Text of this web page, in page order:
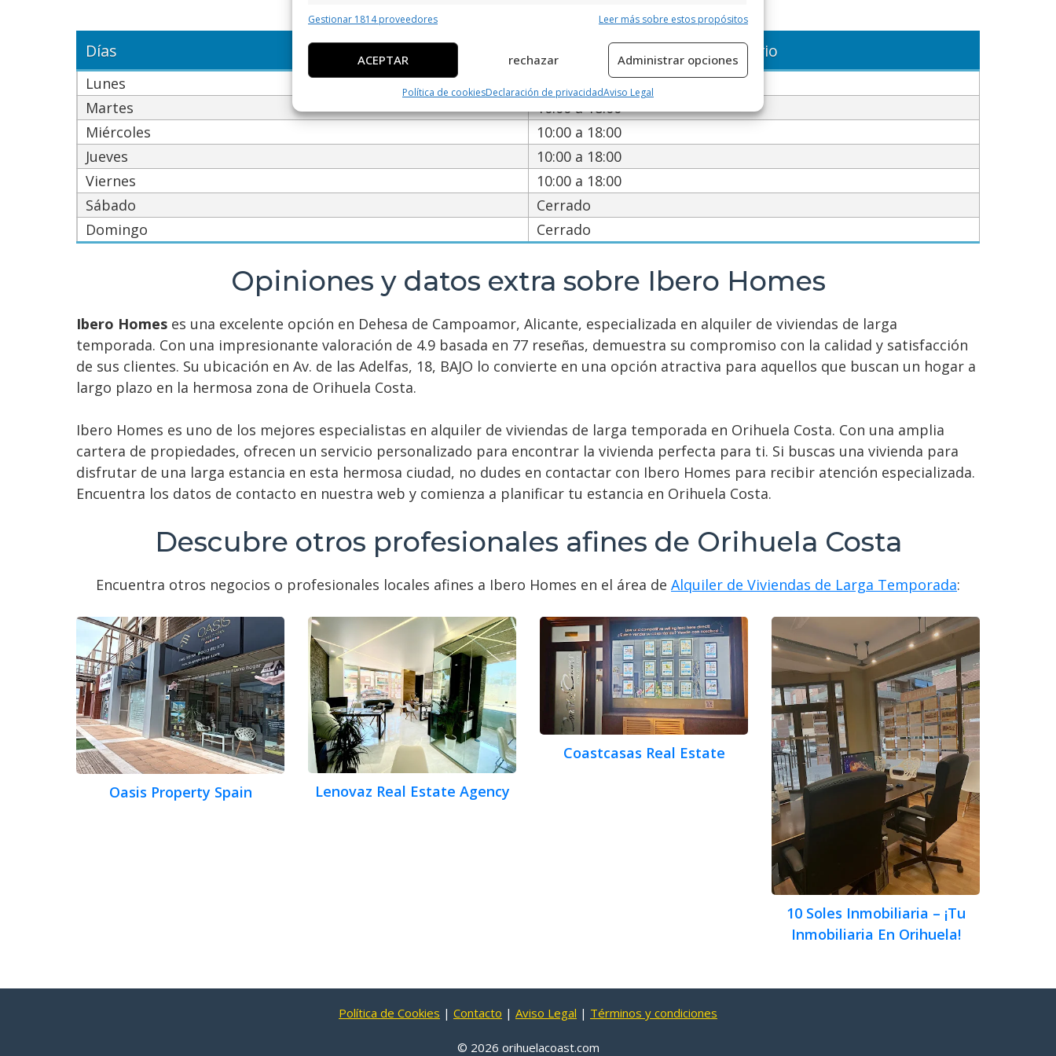
Vincular diferentes dispositivos, Identificación de dispositivos en función de la
información transmitida de forma automática.
Utilizar datos de localización geográfica precisa, Identificar los
dispositivos en función de la información solicitada activamente.
Garantizar la seguridad, evitar y detectar fraudes, y eliminar
fallos, Ofrecer y presentar publicidad y contenido, Guardar y
comunicar las preferencias de privacidad.
Gestionar 1814 proveedores Leer más sobre estos propósitos
ACEPTAR rechazar Administrar opciones
Política de cookiesDeclaración de privacidadAviso Legal
Días Horario
Lunes
10:00 a 18:00
Martes
10:00 a 18:00
Miércoles
10:00 a 18:00
Jueves
10:00 a 18:00
Viernes
10:00 a 18:00
Sábado
Cerrado
Domingo
Cerrado
Opiniones y datos extra sobre Ibero Homes
Ibero Homes es una excelente opción en Dehesa de Campoamor, Alicante, especializada en alquiler de viviendas de larga
temporada. Con una impresionante valoración de 4.9 basada en 77 reseñas, demuestra su compromiso con la calidad y satisfacción
de sus clientes. Su ubicación en Av. de las Adelfas, 18, BAJO lo convierte en una opción atractiva para aquellos que buscan un hogar a
largo plazo en la hermosa zona de Orihuela Costa.
Ibero Homes es uno de los mejores especialistas en alquiler de viviendas de larga temporada en Orihuela Costa. Con una amplia
cartera de propiedades, ofrecen un servicio personalizado para encontrar la vivienda perfecta para ti. Si buscas una vivienda para
disfrutar de una larga estancia en esta hermosa ciudad, no dudes en contactar con Ibero Homes para recibir atención especializada.
Encuentra los datos de contacto en nuestra web y comienza a planificar tu estancia en Orihuela Costa.
Descubre otros profesionales afines de Orihuela Costa
Encuentra otros negocios o profesionales locales afines a Ibero Homes en el área de Alquiler de Viviendas de Larga Temporada:
Oasis Property Spain Lenovaz Real Estate Agency
Coastcasas Real Estate
10 Soles Inmobiliaria – ¡Tu
Inmobiliaria En Orihuela!
Política de Cookies | Contacto | Aviso Legal | Términos y condiciones
© 2026 orihuelacoast.com